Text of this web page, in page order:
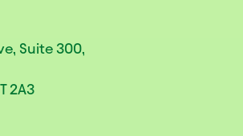
Suite 300,
2A3